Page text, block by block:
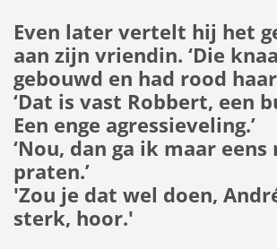
Even later vertelt hij het
aan zijn vriendin. ‘Die
gebouwd en had rood
‘Dat is vast Robbert, een
Een enge agressieveling.’
‘Nou, dan ga ik maar
praten.’
'Zou je dat wel doen,
sterk, hoor.'